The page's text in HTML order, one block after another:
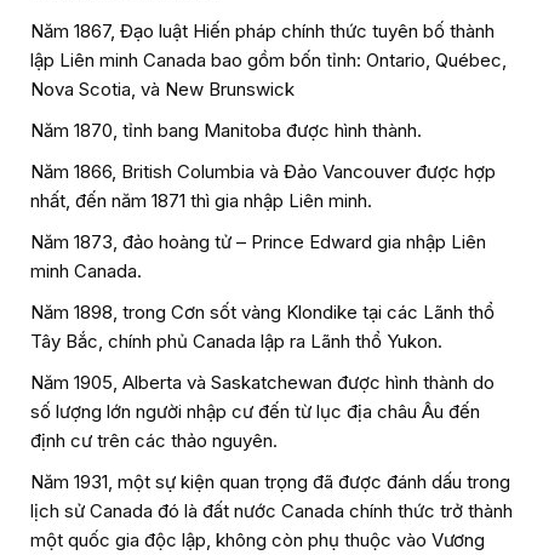
Năm 1867, Đạo luật Hiến pháp chính thức tuyên bố thành
lập Liên minh Canada bao gồm bốn tỉnh: Ontario, Québec,
Nova Scotia, và New Brunswick
Năm 1870, tỉnh bang Manitoba được hình thành.
Năm 1866, British Columbia và Đảo Vancouver được hợp
nhất, đến năm 1871 thì gia nhập Liên minh.
Năm 1873, đảo hoàng tử – Prince Edward gia nhập Liên
minh Canada.
Năm 1898, trong Cơn sốt vàng Klondike tại các Lãnh thổ
Tây Bắc, chính phủ Canada lập ra Lãnh thổ Yukon.
Năm 1905, Alberta và Saskatchewan được hình thành do
số lượng lớn người nhập cư đến từ lục địa châu Âu đến
định cư trên các thảo nguyên.
Năm 1931, một sự kiện quan trọng đã được đánh dấu trong
lịch sử Canada đó là đất nước Canada chính thức trở thành
một quốc gia độc lập, không còn phụ thuộc vào Vương